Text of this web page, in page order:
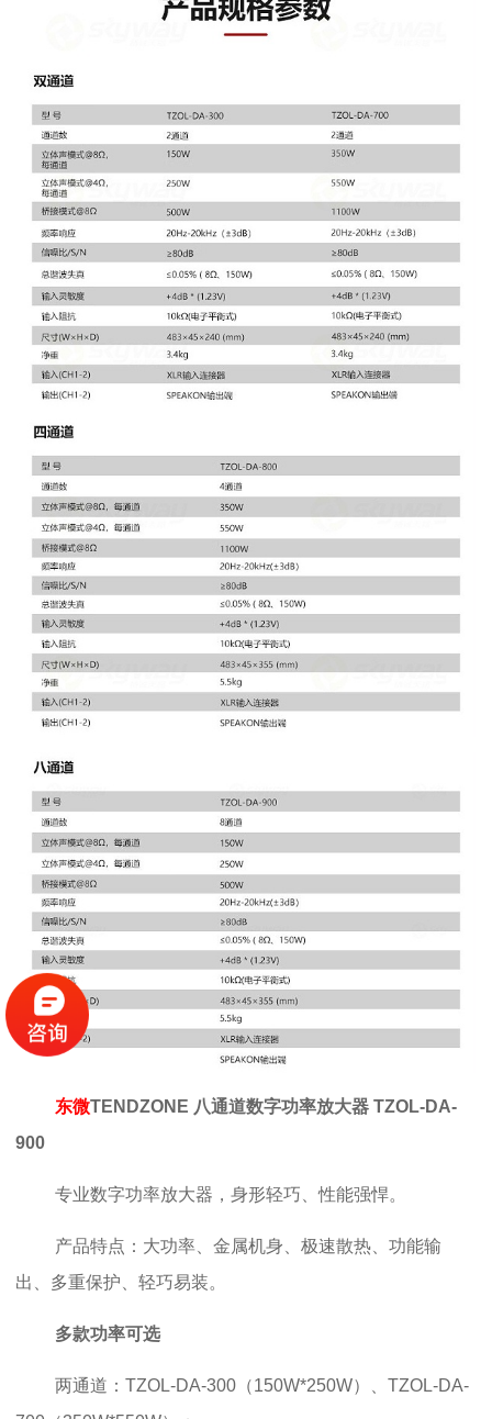
东微TENDZONE 八通道数字功率放大器 TZOL-DA-
900
专业数字功率放大器，身形轻巧、性能强悍。
产品特点：大功率、金属机身、极速散热、功能输
出、多重保护、轻巧易装。
多款功率可选
两通道：TZOL-DA-300（150W*250W）、TZOL-DA-